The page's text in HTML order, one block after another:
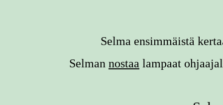
Selma ensimmäistä
Selman nostaa lampaat